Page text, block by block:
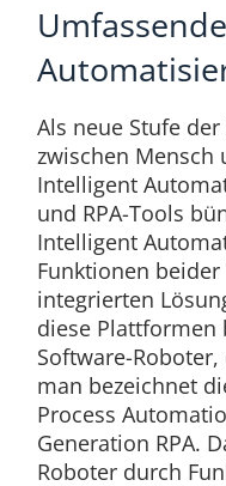
Umfassende
Als neue Stufe
zwischen Mensch
Intelligent
und RPA-Tools
Intelligent
Funktionen
integrierten
diese Plattformen
Software-
man bezeichnet
Process
Generation RPA.
Roboter durch